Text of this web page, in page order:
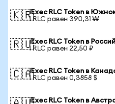
🇰🇷iExec RLC Token в
1 RLC равен 390,31 ₩
🇷🇺iExec RLC Token в
1 RLC равен 22,50 ₽
🇨🇦iExec RLC Token в
1 RLC равен 0,3858 $
iExec RLC Token в